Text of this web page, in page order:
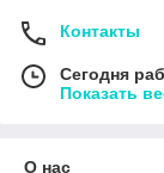
Контакты
Сегодня
Показать
О нас